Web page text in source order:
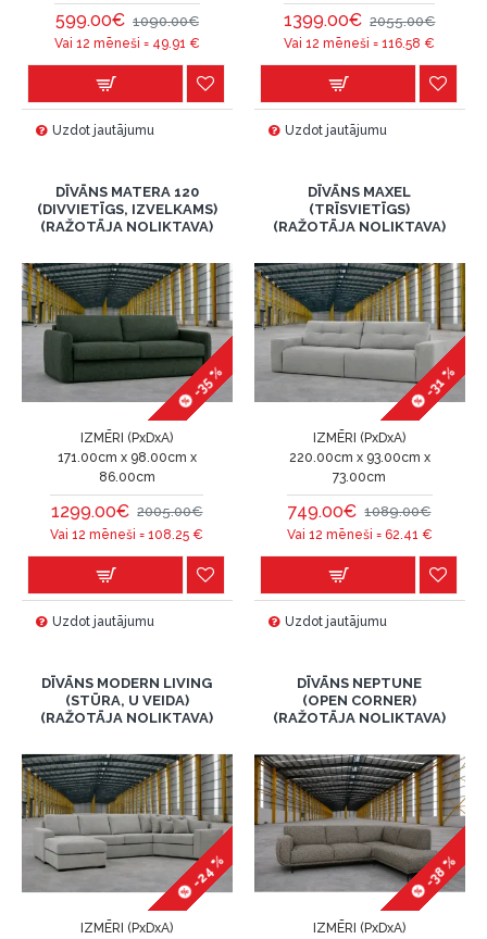
599.00€ 1090.00€
Vai 12 mēneši = 49.91 €
Uzdot jautājumu
1399.00€ 2055.00€
Vai 12 mēneši =116.58 €
Uzdot jautājumu
DĪVĀNS MATERA 120
(DIVVIETĪGS, IZVELKAMS)
(RAŽOTĀJA NOLIKTAVA)
-35 %
IZMĒRI (PxDxA)
171.00cm x 98.00cm x
86.00cm
1299.00€ 2005.00€
Vai 12 mēneši =108.25 €
Uzdot jautājumu
DĪVĀNS MAXEL
(TRĪSVIETĪGS)
(RAŽOTĀJA NOLIKTAVA)
-31 %
IZMĒRI (PxDxA)
220.00cm x 93.00cm x
73.00cm
749.00€ 1089.00€
Vai 12 mēneši = 62.41 €
Uzdot jautājumu
DĪVĀNS MODERN LIVING
(STŪRA, U VEIDA)
(RAŽOTĀJA NOLIKTAVA)
-24 %
IZMĒRI (PxDxA)
DĪVĀNS NEPTUNE
(OPEN CORNER)
(RAŽOTĀJA NOLIKTAVA)
-38 %
IZMĒRI (PxDxA)